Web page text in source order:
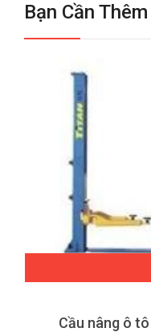
Bạn Cần
Cầu nâng ô